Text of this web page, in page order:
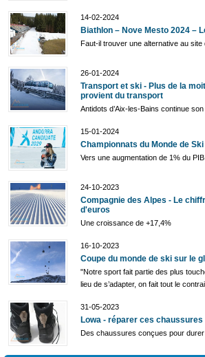
14-02-2024
Biathlon – Nove Mesto 2024 –
Faut-il trouver une alternative au
26-01-2024
Transport et ski - Plus de la
provient du transport
Antidots d’Aix-les-Bains continue
15-01-2024
Championnats du Monde de
Vers une augmentation de 1% du
24-10-2023
Compagnie des Alpes - Le
d'euros
Une croissance de +17,4%
16-10-2023
Coupe du monde de ski sur le
"Notre sport fait partie des plus
lieu de s’adapter, on fait tout le
31-05-2023
Lowa - réparer ces chaussures
Des chaussures conçues pour